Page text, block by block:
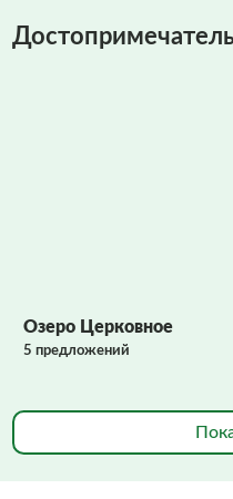
Озеро Церковное
5 предложений